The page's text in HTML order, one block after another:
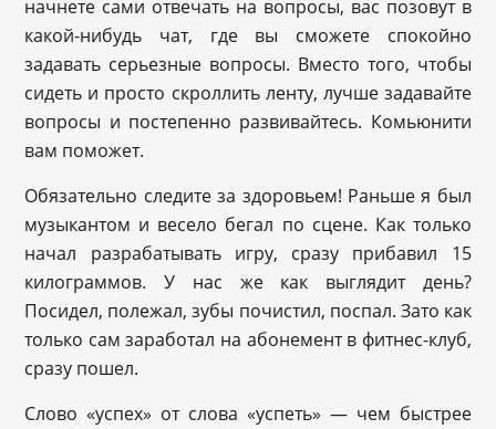
начнете сами отвечать на вопросы, вас позовут в
какой-нибудь чат, где вы сможете спокойно
задавать серьезные вопросы. Вместо того, чтобы
сидеть и просто скроллить ленту, лучше задавайте
вопросы и постепенно развивайтесь. Комьюнити
вам поможет.
Обязательно следите за здоровьем! Раньше я был
музыкантом и весело бегал по сцене. Как только
начал разрабатывать игру, сразу прибавил 15
килограммов. У нас же как выглядит день?
Посидел, полежал, зубы почистил, поспал. Зато как
только сам заработал на абонемент в фитнес-клуб,
сразу пошел.
Слово «успех» от слова «успеть» — чем быстрее